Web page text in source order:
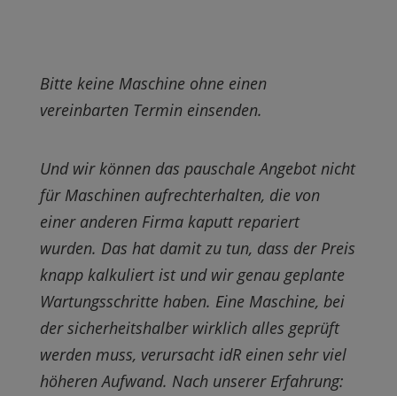
Bitte keine Maschine ohne einen
vereinbarten Termin einsenden.
Und wir können das pauschale Angebot nicht
für Maschinen aufrechterhalten, die von
einer anderen Firma kaputt repariert
wurden. Das hat damit zu tun, dass der Preis
knapp kalkuliert ist und wir genau geplante
Wartungsschritte haben. Eine Maschine, bei
der sicherheitshalber wirklich alles geprüft
werden muss, verursacht idR einen sehr viel
höheren Aufwand. Nach unserer Erfahrung: